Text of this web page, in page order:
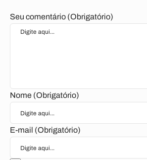
Seu comentário (Obrigatório)
Nome (Obrigatório)
E-mail (Obrigatório)